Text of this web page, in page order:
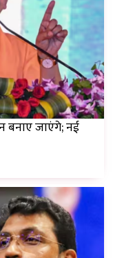
बनाए जाएंगे; नई